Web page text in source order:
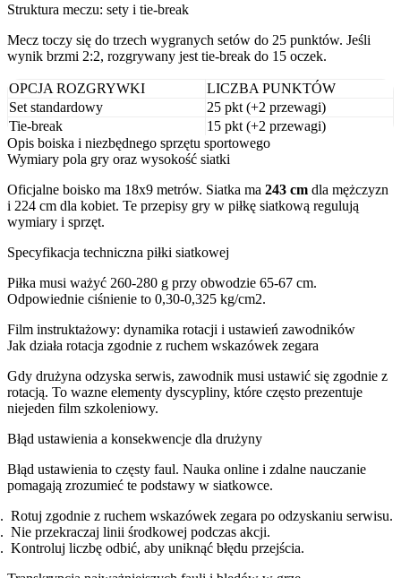
Struktura meczu: sety i tie-break
Mecz toczy się do trzech wygranych setów do 25 punktów. Jeśli
wynik brzmi 2:2, rozgrywany jest tie-break do 15 oczek.
OPCJA ROZGRYWKI
LICZBA PUNKTÓW
Set standardowy
25 pkt (+2 przewagi)
Tie-break
15 pkt (+2 przewagi)
Opis boiska i niezbędnego sprzętu sportowego
Wymiary pola gry oraz wysokość siatki
Oficjalne boisko ma 18x9 metrów. Siatka ma 243 cm dla mężczyzn
i 224 cm dla kobiet. Te przepisy gry w piłkę siatkową regulują
wymiary i sprzęt.
Specyfikacja techniczna piłki siatkowej
Piłka musi ważyć 260-280 g przy obwodzie 65-67 cm.
Odpowiednie ciśnienie to 0,30-0,325 kg/cm2.
Film instruktażowy: dynamika rotacji i ustawień zawodników
Jak działa rotacja zgodnie z ruchem wskazówek zegara
Gdy drużyna odzyska serwis, zawodnik musi ustawić się zgodnie z
rotacją. To wazne elementy dyscypliny, które często prezentuje
niejeden film szkoleniowy.
Błąd ustawienia a konsekwencje dla drużyny
Błąd ustawienia to częsty faul. Nauka online i zdalne nauczanie
pomagają zrozumieć te podstawy w siatkowce.
Rotuj zgodnie z ruchem wskazówek zegara po odzyskaniu serwisu.
Nie przekraczaj linii środkowej podczas akcji.
Kontroluj liczbę odbić, aby uniknąć błędu przejścia.